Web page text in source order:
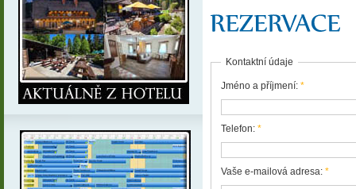
Kontaktní údaje
Jméno a příjmení: *
Telefon: *
Vaše e-mailová adresa: *